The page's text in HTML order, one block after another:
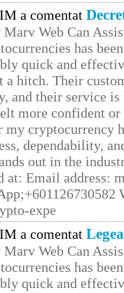
a comentat
Marv Web Can
has
quick and
a hitch. Their
and their service
more confident
my cryptocurrency
dependability,
out in the
at: Email address:
expe
a comentat
Marv Web Can
has
quick and